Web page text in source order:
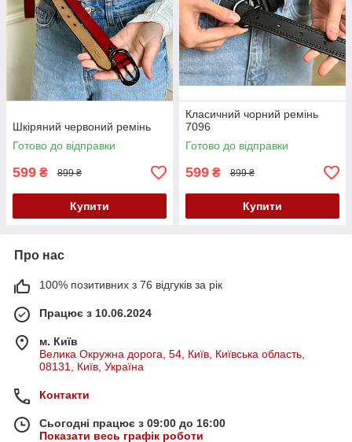
Шкіряний червоний ремінь
Готово до відправки
599 ₴ 899 ₴
Купити
Класичний чорний ремінь
7096
Готово до відправки
599 ₴ 899 ₴
Купити
Про нас
100% позитивних з 76 відгуків за рік
Працює з 10.06.2024
м. Київ
Велика Окружна дорога, 54, Київ, Київська область,
08131, Київ, Україна
Контакти
Сьогодні працює з 09:00 до 16:00
Показати весь графік роботи